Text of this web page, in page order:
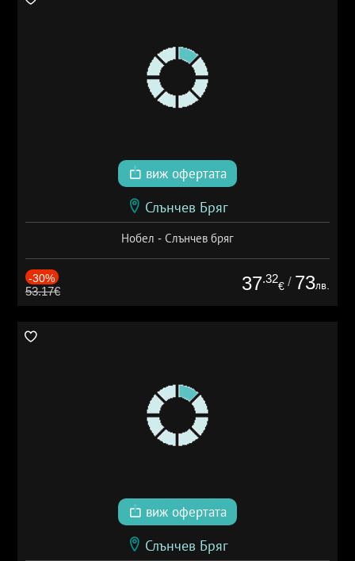
виж офертата
Слънчев Бряг
Нобел - Слънчев бряг
-30%
53.17€ 37.32
€ / 73лв.
виж офертата
Слънчев Бряг